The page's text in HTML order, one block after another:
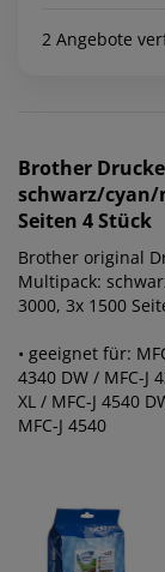
2 Angebote
Brother
schwarz/cyan/
Seiten 4 Stück
Brother original
Multipack:
3000, 3x 1500
• geeignet für:
4340 DW / MFC-J
XL / MFC-J 4540
MFC-J 4540